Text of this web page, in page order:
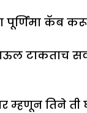
पूर्णिमा
म्हणून